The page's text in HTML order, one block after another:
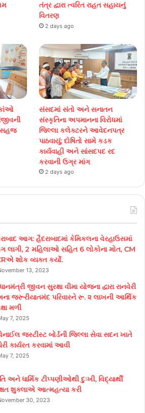
તંત્ર દ્વારા ત્વરિત રાહત સહાયનું
વિતરણ
2 days ago
સંસદમાં સંતો અને સનાતન
સંસ્કૃતિના અપમાનના વિરોધમાં
જિલ્લા કલેક્ટરને આવેદનપત્ર
પાઠવાયું; દોષિતો સામે કડક
કાર્યવાહી અને સાંસદપદ રદ
કરવાની ઉગ્ર માંગ
2 days ago
આગ: હૈદરાબાદમાં કેમિકલના વેરહાઉસમાં
લાગી, 2 મહિલાઓ સહિત 6 લોકોના મોત, CM
શોક વ્યક્ત કર્યો.
13, 2023
જીવન સુરક્ષા વીમા યોજના દ્વારા રાનવેરી
જરૂરીયાતમંદ પરિવારને રૂ. ૨ લાખની આર્થિક
મળી
7, 2025
જસ્ટીસ્ટ બોર્ડની જિલ્લા સેવા સદન ખાતે
કાર્યરત કરવામાં આવી
7, 2025
અને ધાર્મિક ટીપ્પણીઓથી દુઃખી, વિદ્યાર્થી
શુક્લાએ આત્મહત્યા કરી
30, 2023